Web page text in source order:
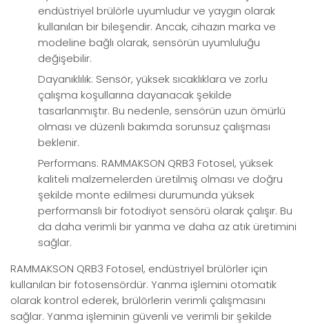
endüstriyel brülörle uyumludur ve yaygın olarak
kullanılan bir bileşendir. Ancak, cihazın marka ve
modeline bağlı olarak, sensörün uyumluluğu
değişebilir.
Dayanıklılık: Sensör, yüksek sıcaklıklara ve zorlu
çalışma koşullarına dayanacak şekilde
tasarlanmıştır. Bu nedenle, sensörün uzun ömürlü
olması ve düzenli bakımda sorunsuz çalışması
beklenir.
Performans: RAMMAKSON QRB3 Fotosel, yüksek
kaliteli malzemelerden üretilmiş olması ve doğru
şekilde monte edilmesi durumunda yüksek
performanslı bir fotodiyot sensörü olarak çalışır. Bu
da daha verimli bir yanma ve daha az atık üretimini
sağlar.
RAMMAKSON QRB3 Fotosel, endüstriyel brülörler için
kullanılan bir fotosensördür. Yanma işlemini otomatik
olarak kontrol ederek, brülörlerin verimli çalışmasını
sağlar. Yanma işleminin güvenli ve verimli bir şekilde